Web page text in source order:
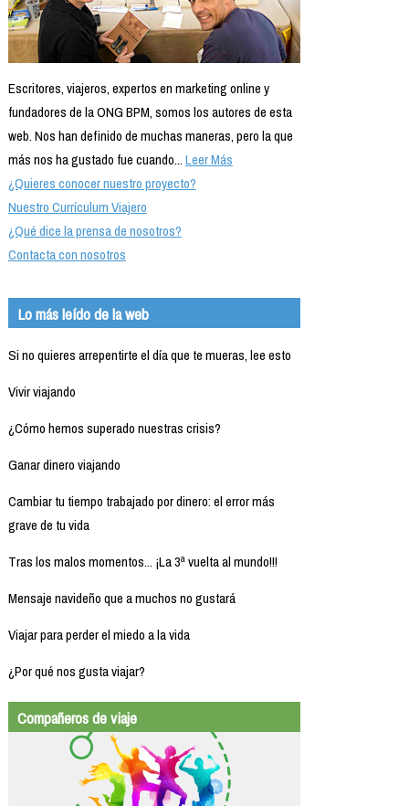
Escritores, viajeros, expertos en marketing online y
fundadores de la ONG BPM, somos los autores de esta
web. Nos han definido de muchas maneras, pero la que
más nos ha gustado fue cuando...Leer Más
¿Quieres conocer nuestro proyecto?
Nuestro Currículum Viajero
¿Qué dice la prensa de nosotros?
Contacta con nosotros
Lo más leído de la web
Si no quieres arrepentirte el día que te mueras, lee esto
Vivir viajando
¿Cómo hemos superado nuestras crisis?
Ganar dinero viajando
Cambiar tu tiempo trabajado por dinero: el error más
grave de tu vida
Tras los malos momentos... ¡La 3ª vuelta al mundo!!!
Mensaje navideño que a muchos no gustará
Viajar para perder el miedo a la vida
¿Por qué nos gusta viajar?
Compañeros de viaje